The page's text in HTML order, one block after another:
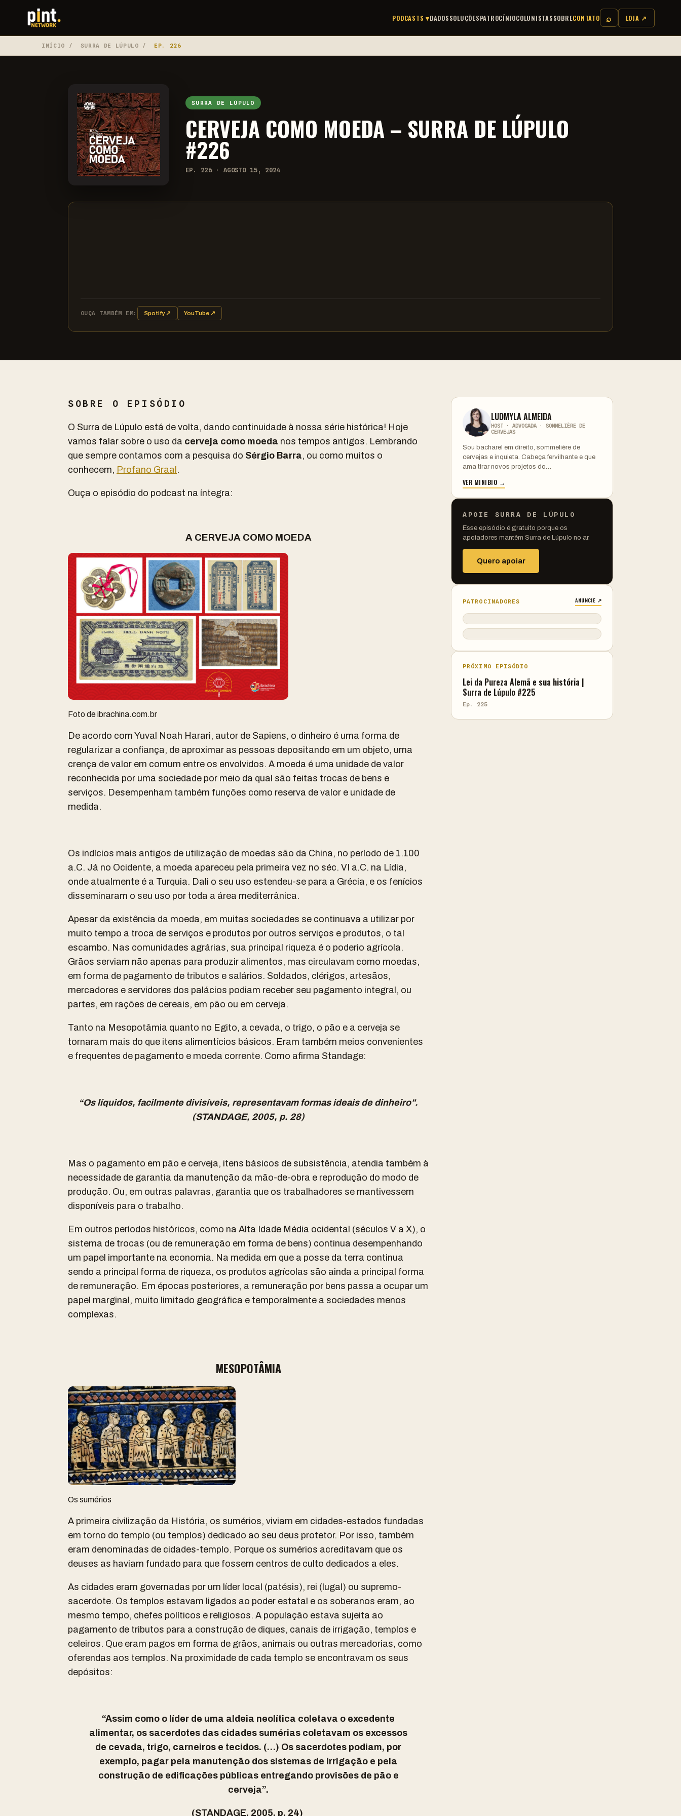
PODCASTS ▾DADOSSOLUÇÕESPATROCÍNIOCOLUNISTASSOBRECONTATO ⌕ LOJA ↗
INÍCIO / SURRA DE LÚPULO / EP. 226
SURRA DE LÚPULO
CERVEJA COMO MOEDA – SURRA DE LÚPULO
#226
EP. 226 · AGOSTO 15, 2024
OUÇA TAMBÉM EM: Spotify ↗ YouTube ↗
SOBRE O EPISÓDIO
O Surra de Lúpulo está de volta, dando continuidade à nossa série histórica! Hoje
vamos falar sobre o uso da cerveja como moeda nos tempos antigos. Lembrando
que sempre contamos com a pesquisa do Sérgio Barra, ou como muitos o
conhecem, Profano Graal .
Ouça o episódio do podcast na íntegra:
A CERVEJA COMO MOEDA
Foto de ibrachina.com.br
De acordo com Yuval Noah Harari, autor de Sapiens, o dinheiro é uma forma de
regularizar a confiança, de aproximar as pessoas depositando em um objeto, uma
crença de valor em comum entre os envolvidos. A moeda é uma unidade de valor
reconhecida por uma sociedade por meio da qual são feitas trocas de bens e
serviços. Desempenham também funções como reserva de valor e unidade de
medida.
Os indícios mais antigos de utilização de moedas são da China, no período de 1.100
a.C. Já no Ocidente, a moeda apareceu pela primeira vez no séc. VI a.C. na Lídia,
onde atualmente é a Turquia. Dali o seu uso estendeu-se para a Grécia, e os fenícios
disseminaram o seu uso por toda a área mediterrânica.
Apesar da existência da moeda, em muitas sociedades se continuava a utilizar por
muito tempo a troca de serviços e produtos por outros serviços e produtos, o tal
escambo. Nas comunidades agrárias, sua principal riqueza é o poderio agrícola.
Grãos serviam não apenas para produzir alimentos, mas circulavam como moedas,
em forma de pagamento de tributos e salários. Soldados, clérigos, artesãos,
mercadores e servidores dos palácios podiam receber seu pagamento integral, ou
partes, em rações de cereais, em pão ou em cerveja.
Tanto na Mesopotâmia quanto no Egito, a cevada, o trigo, o pão e a cerveja se
tornaram mais do que itens alimentícios básicos. Eram também meios convenientes
e frequentes de pagamento e moeda corrente. Como afirma Standage:
“Os líquidos, facilmente divisíveis, representavam formas ideais de dinheiro”.
(STANDAGE, 2005, p. 28)
Mas o pagamento em pão e cerveja, itens básicos de subsistência, atendia também à
necessidade de garantia da manutenção da mão-de-obra e reprodução do modo de
produção. Ou, em outras palavras, garantia que os trabalhadores se mantivessem
disponíveis para o trabalho.
Em outros períodos históricos, como na Alta Idade Média ocidental (séculos V a X), o
sistema de trocas (ou de remuneração em forma de bens) continua desempenhando
um papel importante na economia. Na medida em que a posse da terra continua
sendo a principal forma de riqueza, os produtos agrícolas são ainda a principal forma
de remuneração. Em épocas posteriores, a remuneração por bens passa a ocupar um
papel marginal, muito limitado geográfica e temporalmente a sociedades menos
complexas.
MESOPOTÂMIA
Os sumérios
A primeira civilização da História, os sumérios, viviam em cidades-estados fundadas
em torno do templo (ou templos) dedicado ao seu deus protetor. Por isso, também
eram denominadas de cidades-templo. Porque os sumérios acreditavam que os
deuses as haviam fundado para que fossem centros de culto dedicados a eles.
As cidades eram governadas por um líder local (patésis), rei (lugal) ou supremo-
sacerdote. Os templos estavam ligados ao poder estatal e os soberanos eram, ao
mesmo tempo, chefes políticos e religiosos. A população estava sujeita ao
pagamento de tributos para a construção de diques, canais de irrigação, templos e
celeiros. Que eram pagos em forma de grãos, animais ou outras mercadorias, como
oferendas aos templos. Na proximidade de cada templo se encontravam os seus
depósitos:
“Assim como o líder de uma aldeia neolítica coletava o excedente
alimentar, os sacerdotes das cidades sumérias coletavam os excessos
de cevada, trigo, carneiros e tecidos. (…) Os sacerdotes podiam, por
exemplo, pagar pela manutenção dos sistemas de irrigação e pela
construção de edificações públicas entregando provisões de pão e
cerveja”.
(STANDAGE, 2005, p. 24)
LUDMYLA ALMEIDA
HOST · ADVOGADA · SOMMELIÈRE DE
CERVEJAS
Sou bacharel em direito, sommelière de
cervejas e inquieta. Cabeça fervilhante e que
ama tirar novos projetos do…
VER MINIBIO →
APOIE SURRA DE LÚPULO
Esse episódio é gratuito porque os
apoiadores mantêm Surra de Lúpulo no ar.
Quero apoiar
PATROCINADORES ANUNCIE ↗
PRÓXIMO EPISÓDIO
Lei da Pureza Alemã e sua história |
Surra de Lúpulo #225
Ep. 225